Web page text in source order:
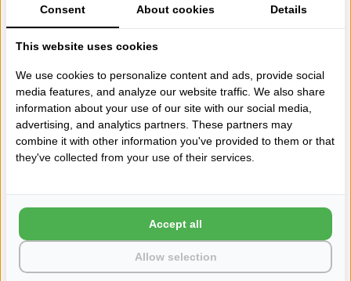
ABYSS HABIDECOR AMIGO
ABYSS HABIDECOR AMIGO
Schrijf je eigen review
Aan verlanglijst toevoegen
Toevoegen aan vergelijking
VAAK SAMEN GEKOCHT
700 GRAMS
Consent About cookies Details
This website uses cookies
We use cookies to personalize content and ads, provide social
media features, and analyze our website traffic. We also share
information about your use of our site with our social media,
advertising, and analytics partners. These partners may
combine it with other information you've provided to them or that
they've collected from your use of their services.
Allow selection
Accept all